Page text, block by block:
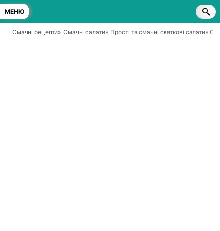
МЕНЮ
Смачні рецепти» Смачні салати» Прості та смачні святкові салати»